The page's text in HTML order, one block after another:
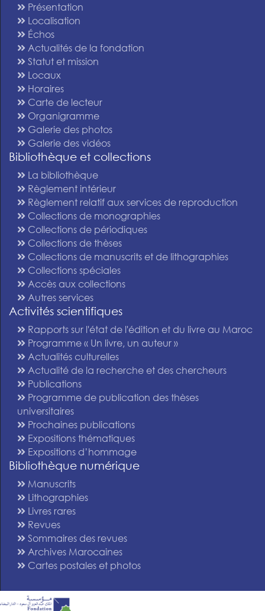
Présentation
Localisation
Échos
Actualités de la fondation
Statut et mission
Locaux
Horaires
Carte de lecteur
Organigramme
Galerie des photos
Galerie des vidéos
Bibliothèque et collections
La bibliothèque
Règlement intérieur
Règlement relatif aux services de reproduction
Collections de monographies
Collections de périodiques
Collections de thèses
Collections de manuscrits et de lithographies
Collections spéciales
Accès aux collections
Autres services
Activités scientifiques
Rapports sur l'état de l'édition et du livre au Maroc
Programme « Un livre, un auteur »
Actualités culturelles
Actualité de la recherche et des chercheurs
Publications
Programme de publication des thèses
universitaires
Prochaines publications
Expositions thématiques
Expositions d’hommage
Bibliothèque numérique
Manuscrits
Lithographies
Livres rares
Revues
Sommaires des revues
Archives Marocaines
Cartes postales et photos